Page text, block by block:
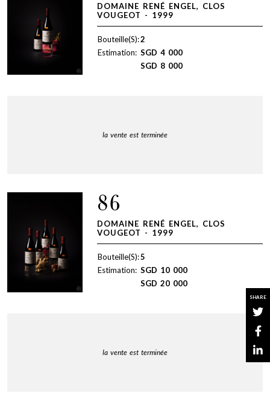
SHARE
DOMAINE RENÉ ENGEL, CLOS
VOUGEOT - 1999
Bouteille(S):2
Estimation: SGD 4 000
SGD 8 000
la vente est terminée
86
DOMAINE RENÉ ENGEL, CLOS
VOUGEOT - 1999
Bouteille(S):5
Estimation: SGD 10 000
SGD 20 000
la vente est terminée